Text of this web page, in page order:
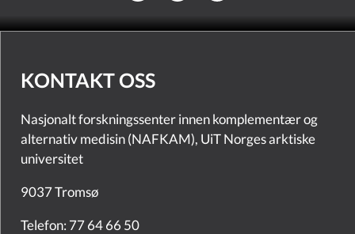
KONTAKT OSS
Nasjonalt forskningssenter innen komplementær og
alternativ medisin (NAFKAM), UiT Norges arktiske
universitet
9037 Tromsø
Telefon: 77 64 66 50